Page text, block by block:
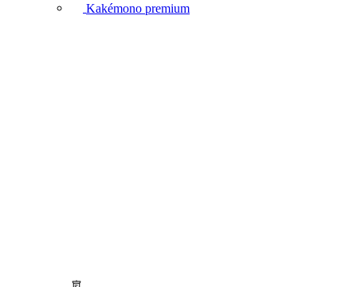
Kakémono premium